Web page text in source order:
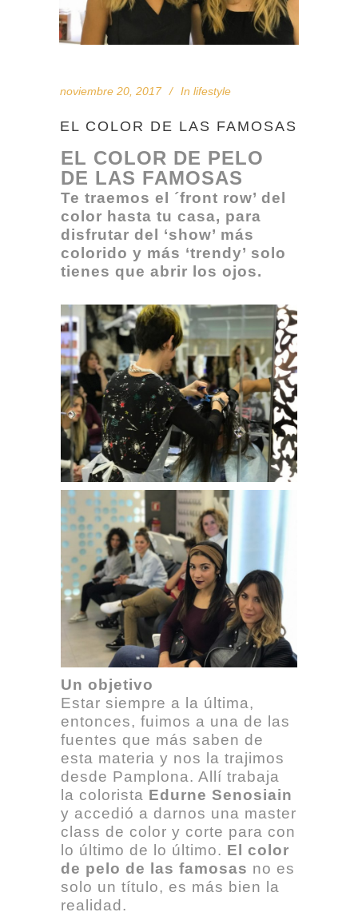
noviembre 20, 2017 In lifestyle
EL COLOR DE LAS FAMOSAS
EL COLOR DE PELO
DE LAS FAMOSAS
Te traemos el ´front row’ del
color hasta tu casa, para
disfrutar del ‘show’ más
colorido y más ‘trendy’ solo
tienes que abrir los ojos.
Un objetivo
Estar siempre a la última,
entonces, fuimos a una de las
fuentes que más saben de
esta materia y nos la trajimos
desde Pamplona. Allí trabaja
la colorista Edurne Senosiain
y accedió a darnos una master
class de color y corte para con
lo último de lo último. El color
de pelo de las famosas no es
solo un título, es más bien la
realidad.